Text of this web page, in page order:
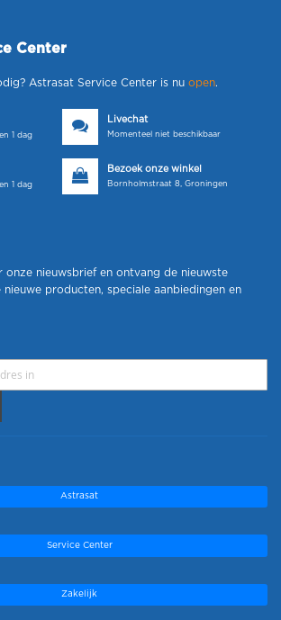
Center
Astrasat Service Center is nu open.
1 dag
Livechat
Momenteel niet beschikbaar
1 dag
Bezoek onze winkel
Bornholmstraat 8, Groningen
onze nieuwsbrief en ontvang de nieuwste
producten, speciale aanbiedingen en
Astrasat
Service Center
Zakelijk